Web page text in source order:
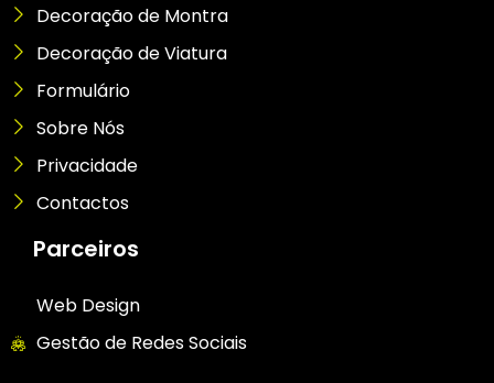
Decoração de Montra
Decoração de Viatura
Formulário
Sobre Nós
Privacidade
Contactos
Parceiros
Web Design
Gestão de Redes Sociais